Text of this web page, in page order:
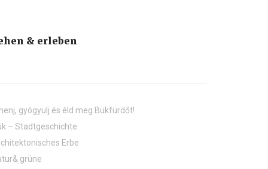
& erleben
gyógyulj és éld meg Bükfürdőt!
– Stadtgeschichte
Erbe
grüne